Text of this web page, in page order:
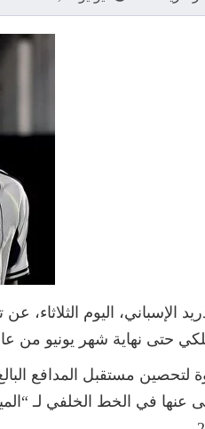
الإسباني، اليوم الثلاثاء،
حتى نهاية شهر يونيو من عام
عنها في الخط الخلفي لـ